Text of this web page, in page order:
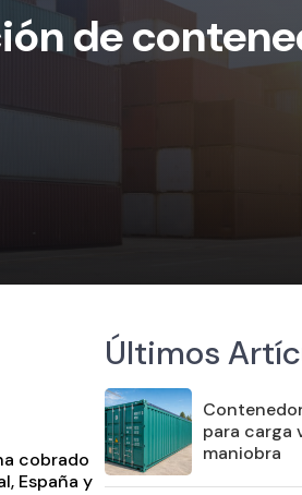
de
cobrado
España y
Últimos
para carga
maniobra